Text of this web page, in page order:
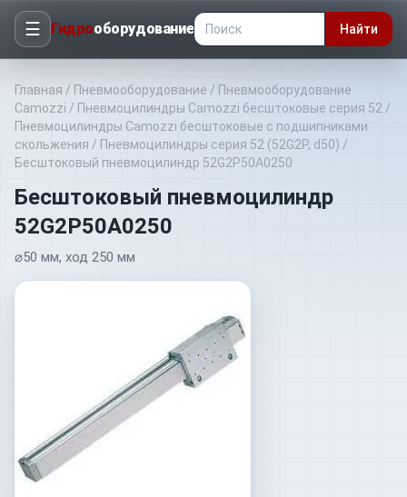
☰ Гидрооборудование Найти
Главная / Пневмооборудование / Пневмооборудование
Camozzi / Пневмоцилиндры Camozzi бесштоковые серия 52 /
Пневмоцилиндры Camozzi бесштоковые с подшипниками
скольжения / Пневмоцилиндры серия 52 (52G2P, d50) /
Бесштоковый пневмоцилиндр 52G2P50A0250
Бесштоковый пневмоцилиндр
52G2P50A0250
⌀50 мм, ход 250 мм